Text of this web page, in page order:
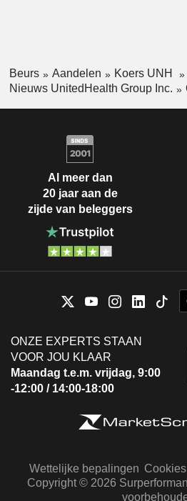
Beurs Aandelen
Koers UNH
Nieuws UnitedHealth Group Inc.
Al meer dan
20 jaar aan de
zijde van beleggers
ONZE EXPERTS STAAN
VOOR JOU KLAAR
Maandag t.e.m. vrijdag, 9:00
-12:00 / 14:00-18:00
Wettelijke bepalingen
Copyright © 2026